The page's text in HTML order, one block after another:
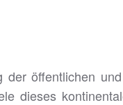
öffentlichen
dieses